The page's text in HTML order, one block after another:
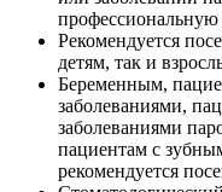
профессиональную
Рекомендуется
детям, так и
Беременным,
заболеваниями,
заболеваниями
пациентам с
рекомендуется